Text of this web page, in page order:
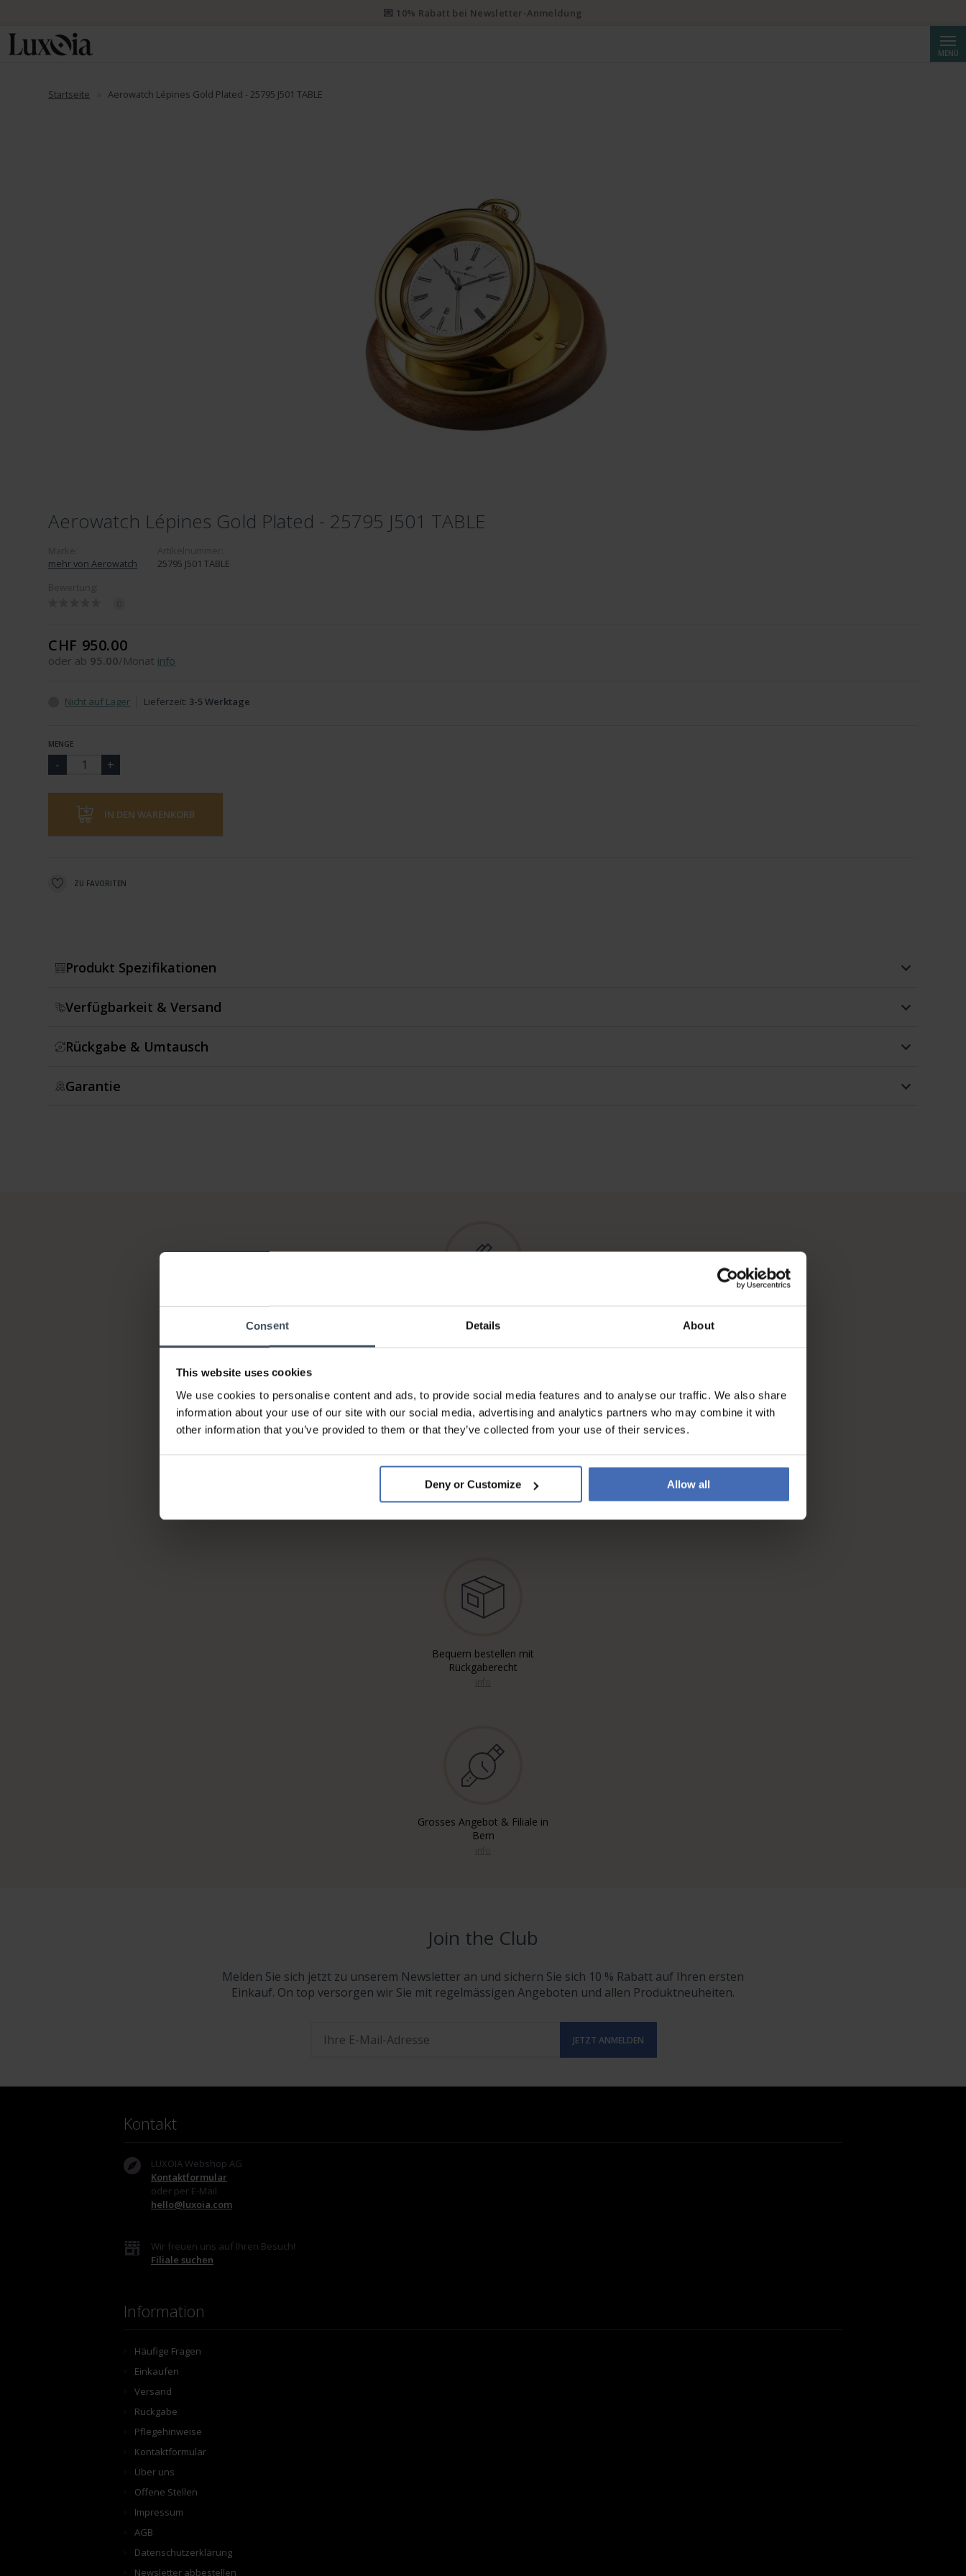
Consent Details About
This website uses cookies
We use cookies to personalise content and ads, to provide social media features and to analyse our traffic. We also share
information about your use of our site with our social media, advertising and analytics partners who may combine it with
other information that you’ve provided to them or that they’ve collected from your use of their services.
Deny or Customize Allow all
MENÜ
Startseite Aerowatch Lépines Gold Plated - 25795 J501 TABLE
Aerowatch Lépines Gold Plated - 25795 J501 TABLE
mehr von Aerowatch
25795 J501 TABLE
CHF 950.00
oder ab 95.00/Monat info
Nicht auf Lager Lieferzeit: 3-5 Werktage
MENGE
IN DEN WARENKORB
ZU FAVORITEN
Produkt Spezifikationen
Verfügbarkeit & Versand
Rückgabe & Umtausch
Garantie
5'000.-
Kostenloser* Versand,
eingeschrieben & A-Post
Bequem bestellen mit
Rückgaberecht
Grosses Angebot & Filiale in
Bern
Join the Club
Melden Sie sich jetzt zu unserem Newsletter an und sichern Sie sich 10 % Rabatt auf Ihren ersten
Einkauf. On top versorgen wir Sie mit regelmässigen Angeboten und allen Produktneuheiten.
Kontakt
LUXOIA Webshop AG
Kontaktformular
oder per E-Mail
hello@luxoia.com
Wir freuen uns auf Ihren Besuch!
Filiale suchen
Information
Häufige Fragen
Einkaufen
Versand
Rückgabe
Pflegehinweise
Kontaktformular
Über uns
Offene Stellen
Impressum
AGB
Datenschutzerklärung
Newsletter abbestellen
📦 Priority Versand ab CHF 50 kostenlos. Eingeschriebener Priority Versand ab CHF 250.